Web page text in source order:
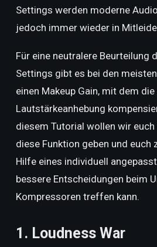
Settings werden moderne
jedoch immer wieder in
Für eine neutralere Beurteilung
Settings gibt es bei den
einen Makeup Gain, mit dem
Lautstärkeanhebung
diesem Tutorial wollen wir euch
diese Funktion geben und euch
Hilfe eines individuell
bessere Entscheidungen beim
Kompressoren treffen kann.
1. Loudness War